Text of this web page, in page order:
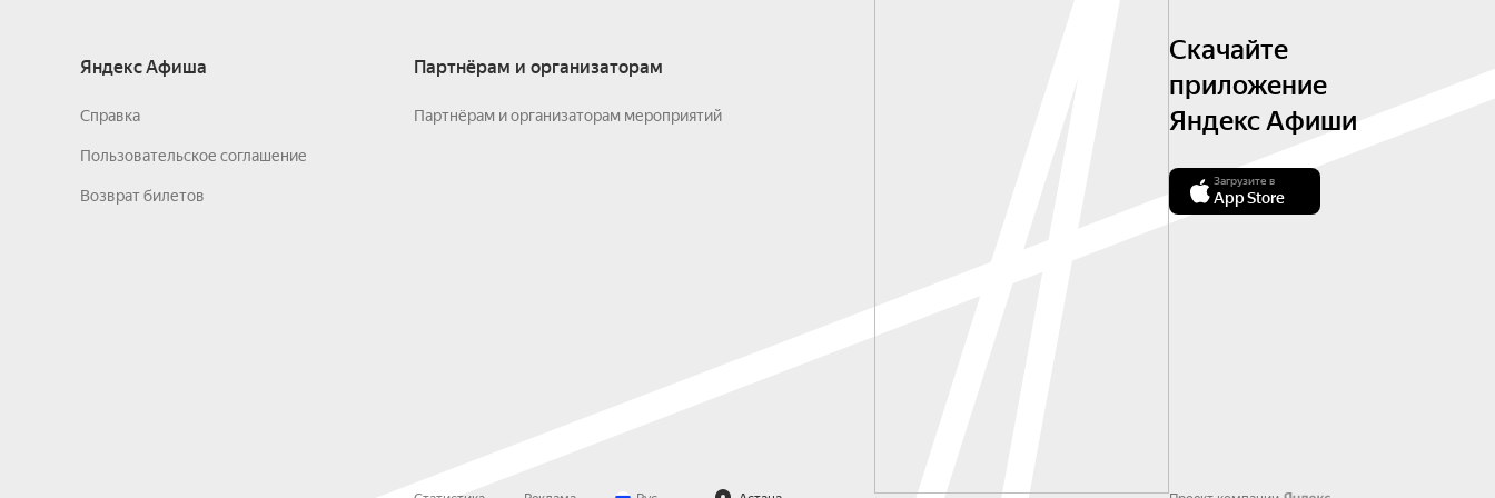
Яндекс Афиша
Справка
Пользовательское соглашение
Возврат билетов
Партнёрам и организаторам
Партнёрам и организаторам мероприятий
Скачайте
приложение
Яндекс Афиши
Загрузите в
App Store